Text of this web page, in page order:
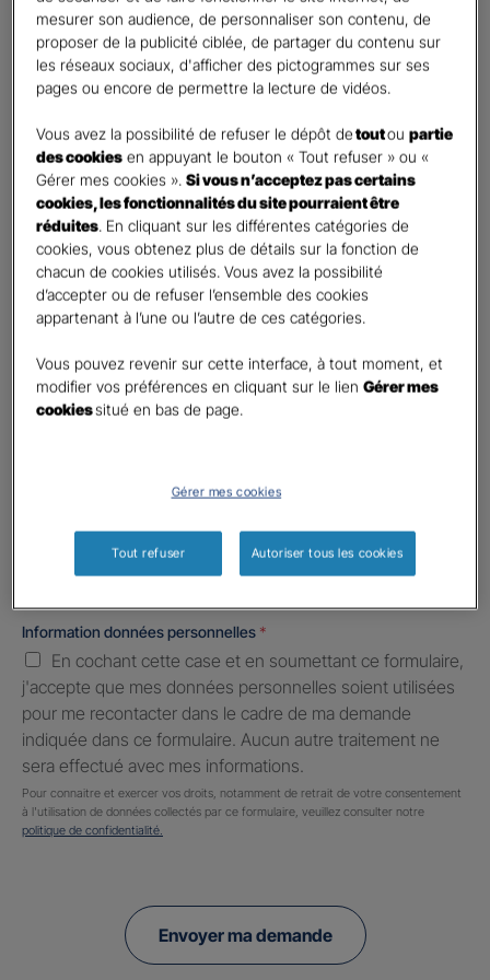
Etes-vous déjà client Gan assurances ?*
Oui
Civilité*
Madame
Monsieur
Contact*
First Last
United
States
Information données personnelles *
En cochant cette case et en soumettant ce formulaire,
j'accepte que mes données personnelles soient utilisées
pour me recontacter dans le cadre de ma demande
indiquée dans ce formulaire. Aucun autre traitement ne
sera effectué avec mes informations.
Pour connaitre et exercer vos droits, notamment de retrait de votre consentement
à l'utilisation de données collectés par ce formulaire, veuillez consulter notre
politique de confidentialité.
Envoyer ma demande
mesurer son audience, de personnaliser son contenu, de
proposer de la publicité ciblée, de partager du contenu sur
les réseaux sociaux, d'afficher des pictogrammes sur ses
pages ou encore de permettre la lecture de vidéos.
Vous avez la possibilité de refuser le dépôt detoutoupartie
des cookies en appuyant le bouton « Tout refuser » ou «
Gérer mes cookies ».Si vous n’acceptez pas certains
cookies, les fonctionnalités du site pourraient être
réduites. En cliquant sur les différentes catégories de
cookies, vous obtenez plus de détails sur la fonction de
chacun de cookies utilisés. Vous avez la possibilité
d’accepter ou de refuser l’ensemble des cookies
appartenant à l’une ou l’autre de ces catégories.
Vous pouvez revenir sur cette interface, à tout moment, et
modifier vos préférences en cliquant sur le lienGérer mes
cookiessitué en bas de page.
Gérer mes cookies
Tout refuser Autoriser tous les cookies